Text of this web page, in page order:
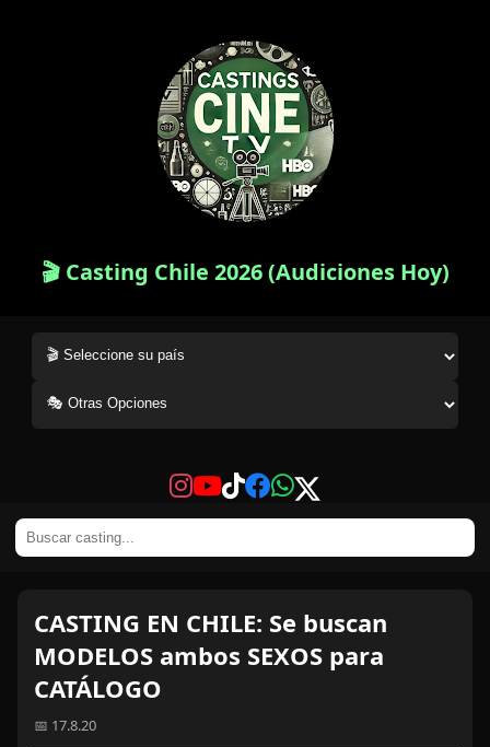
🎬 Casting Chile 2026 (Audiciones Hoy)
CASTING EN CHILE: Se buscan
MODELOS ambos SEXOS para
CATÁLOGO
📅 17.8.20